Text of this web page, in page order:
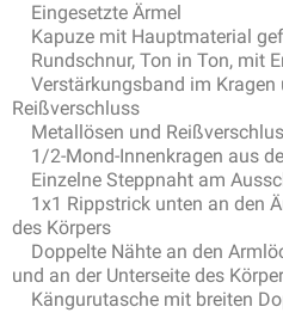
Eingesetzte Ärmel
Kapuze mit Hauptmaterial
Rundschnur, Ton in Ton, mit
Verstärkungsband im Kragen
Reißverschluss
Metallösen und
1/2-Mond-Innenkragen aus
Einzelne Steppnaht am
1x1 Rippstrick unten an den
des Körpers
Doppelte Nähte an den
und an der Unterseite des
Kängurutasche mit breiten